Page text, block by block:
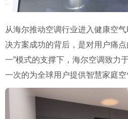
从海尔推动空调行业进入健康空
决方案成功的背后，是对用户痛
一”模式的支撑下，海尔空调致力
一次的为全球用户提供智慧家庭空